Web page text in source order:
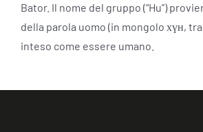
Bator. Il nome del gruppo (“Hu”)
della parola uomo (in mongolo хүн,
inteso come essere umano.